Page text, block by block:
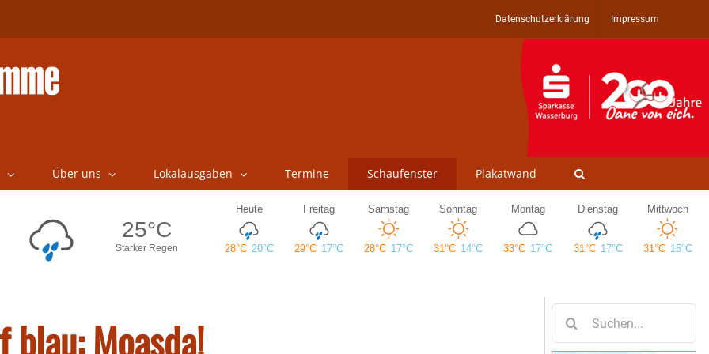
Datenschutzerklärung Impressum
Über uns Lokalausgaben Termine Schaufenster Plakatwand
blau: Moasda!
nach: